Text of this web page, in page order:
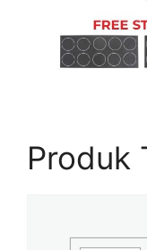
Produk